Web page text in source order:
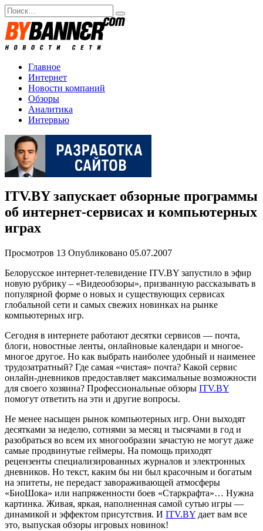
Перейти
к
содержанию
Search
for:
Главное
Интернет
Новости компаний
Обзоры
Аналитика
Интервью
ITV.BY запускает обзорные программы
об интернет-сервисах и компьютерных
играх
Просмотров 13 Опубликовано 05.07.2007
Белорусское интернет-телевидение ITV.BY запустило в эфир
новую рубрику – «Видеообзоры», призванную рассказывать в
популярной форме о новых и существующих сервисах
глобальной сети и самых свежих новинках на рынке
компьютерных игр.
Сегодня в интернете работают десятки сервисов — почта,
блоги, новостные ленты, онлайновые календари и многое-
многое другое. Но как выбрать наиболее удобный и наименее
трудозатратный? Где самая «чистая» почта? Какой сервис
онлайн-дневников предоставляет максимальные возможности
для своего хозяина? Профессиональные обзоры ITV.BY
помогут ответить на эти и другие вопросы.
Не менее насыщен рынок компьютерных игр. Они выходят
десятками за неделю, сотнями за месяц и тысячами в год и
разобраться во всем их многообразии зачастую не могут даже
самые продвинутые геймеры. На помощь приходят
рецензенты специализированных журналов и электронных
дневников. Но текст, каким бы ни был красочным и богатым
на эпитеты, не передаст завораживающей атмосферы
«БиоШока» или напряженности боев «Старкрафта»… Нужна
картинка. Живая, яркая, наполненная самой сутью игры —
динамикой и эффектом присутствия. И ITV.BY дает вам все
это, выпуская обзоры игровых новинок!